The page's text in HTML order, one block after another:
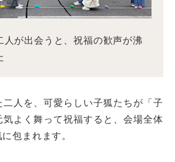
人が出会うと、祝福の歓声が沸
人を、可愛らしい子狐たちが「子
よく舞って祝福すると、会場全体
包まれます。